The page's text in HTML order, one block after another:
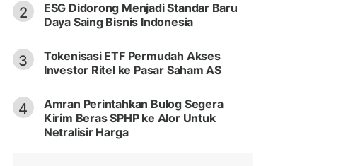
2
ESG Didorong Menjadi Standar Baru
Daya Saing Bisnis Indonesia
3
Tokenisasi ETF Permudah Akses
Investor Ritel ke Pasar Saham AS
4
Amran Perintahkan Bulog Segera
Kirim Beras SPHP ke Alor Untuk
Netralisir Harga